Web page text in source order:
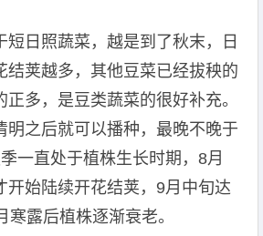
短日照蔬菜，越是到了秋末，日
结荚越多，其他豆菜已经拔秧的
多，是豆类蔬菜的很好补充。
明之后就可以播种，最晚不晚于
一直处于植株生长时期，8月
开始陆续开花结荚，9月中旬达
寒露后植株逐渐衰老。